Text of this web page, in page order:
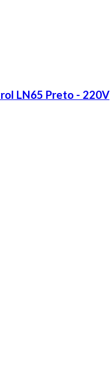
LN65 Preto - 220V